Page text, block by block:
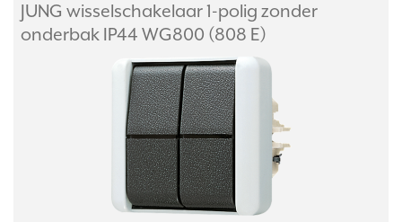
JUNG wisselschakelaar 1-polig zonder
onderbak IP44 WG800 (808 E)